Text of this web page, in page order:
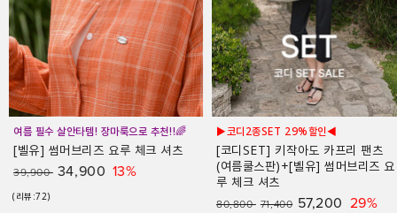
여름 필수 살안타템! 장마룩으로 추천!!🌈
[벨유] 썸머브리즈 요루 체크 셔츠
39,900 34,90013%
(리뷰:72)
▶코디2종SET 29%할인◀
[코디SET] 키작아도 카프리 팬츠
(여름쿨스판)+[벨유] 썸머브리즈 요
루 체크 셔츠
80,800 71,400 57,20029%